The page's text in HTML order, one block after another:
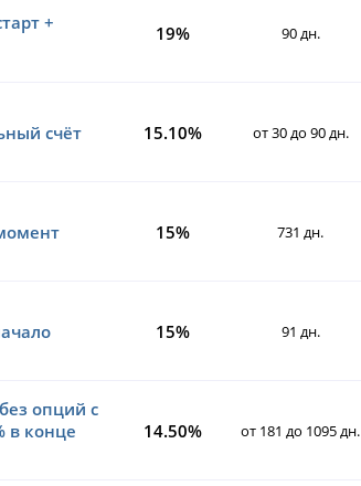
+
19% 90 дн.
счёт 15.10% от 30 до 90 дн.
15% 731 дн.
15% 91 дн.
опций с
в конце
14.50% от 181 до 1095 дн.